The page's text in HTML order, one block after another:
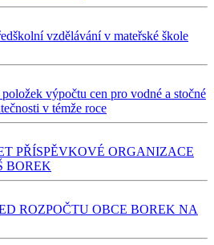
vzdělávání v mateřské škole
výpočtu cen pro vodné a stočné
v témže roce
PŘÍSPĚVKOVÉ ORGANIZACE
BOREK
ROZPOČTU OBCE BOREK NA